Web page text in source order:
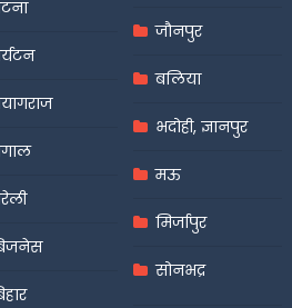
जौनपुर
बलिया
भदोही, ज्ञानपुर
मऊ
मिर्जापुर
सोनभद्र